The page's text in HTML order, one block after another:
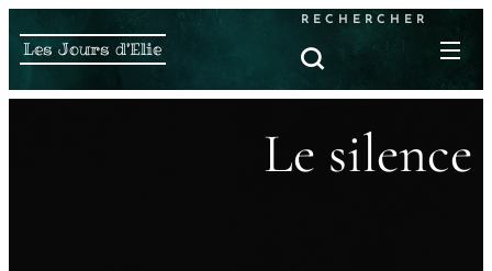
Les Jours d'Elie
RECHERCHER
Le silence